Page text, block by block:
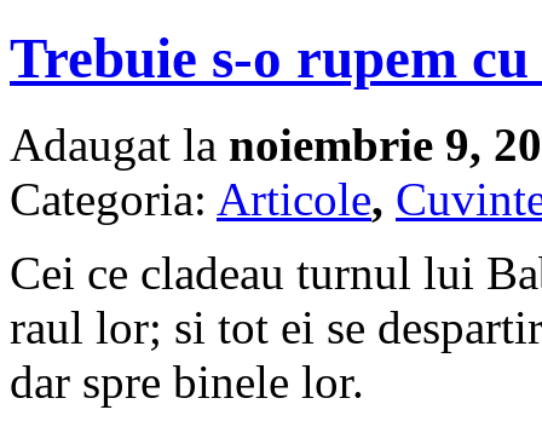
Trebuie s-o rupem
Adaugat la noiembrie 9,
Categoria: Articole,
Cei ce cladeau turnul lui
raul lor; si tot ei se
dar spre binele lor.